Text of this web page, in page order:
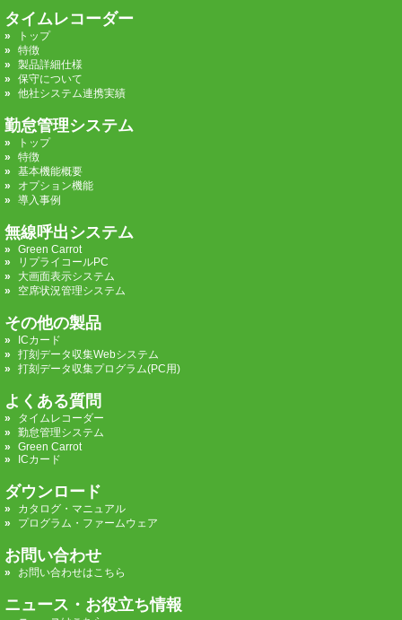
タイムレコーダー
トップ
特徴
製品詳細仕様
保守について
他社システム連携実績
勤怠管理システム
トップ
特徴
基本機能概要
オプション機能
導入事例
無線呼出システム
Green Carrot
リプライコールPC
大画面表示システム
空席状況管理システム
その他の製品
ICカード
打刻データ収集Webシステム
打刻データ収集プログラム(PC用)
よくある質問
タイムレコーダー
勤怠管理システム
Green Carrot
ICカード
ダウンロード
カタログ・マニュアル
プログラム・ファームウェア
お問い合わせ
お問い合わせはこちら
ニュース・お役立ち情報